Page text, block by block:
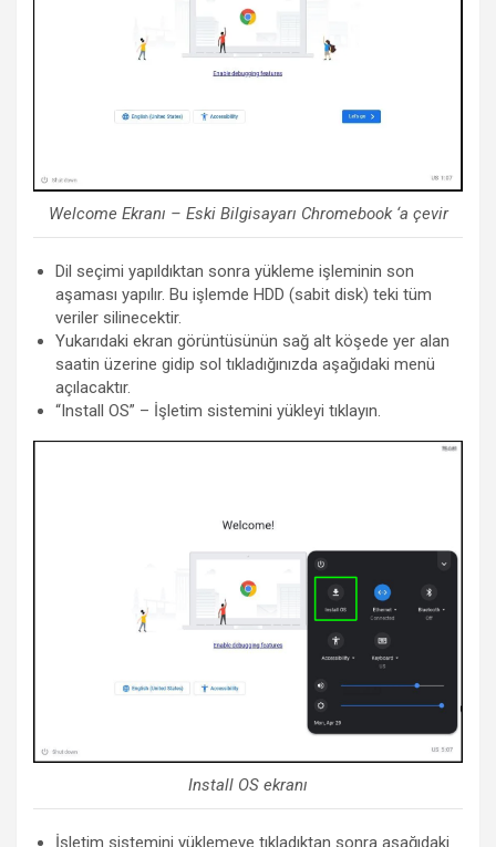
Welcome Ekranı – Eski Bilgisayarı Chromebook ‘a çevir
Dil seçimi yapıldıktan sonra yükleme işleminin son
aşaması yapılır. Bu işlemde HDD (sabit disk) teki tüm
veriler silinecektir.
Yukarıdaki ekran görüntüsünün sağ alt köşede yer alan
saatin üzerine gidip sol tıkladığınızda aşağıdaki menü
açılacaktır.
“Install OS” – İşletim sistemini yükleyi tıklayın.
Install OS ekranı